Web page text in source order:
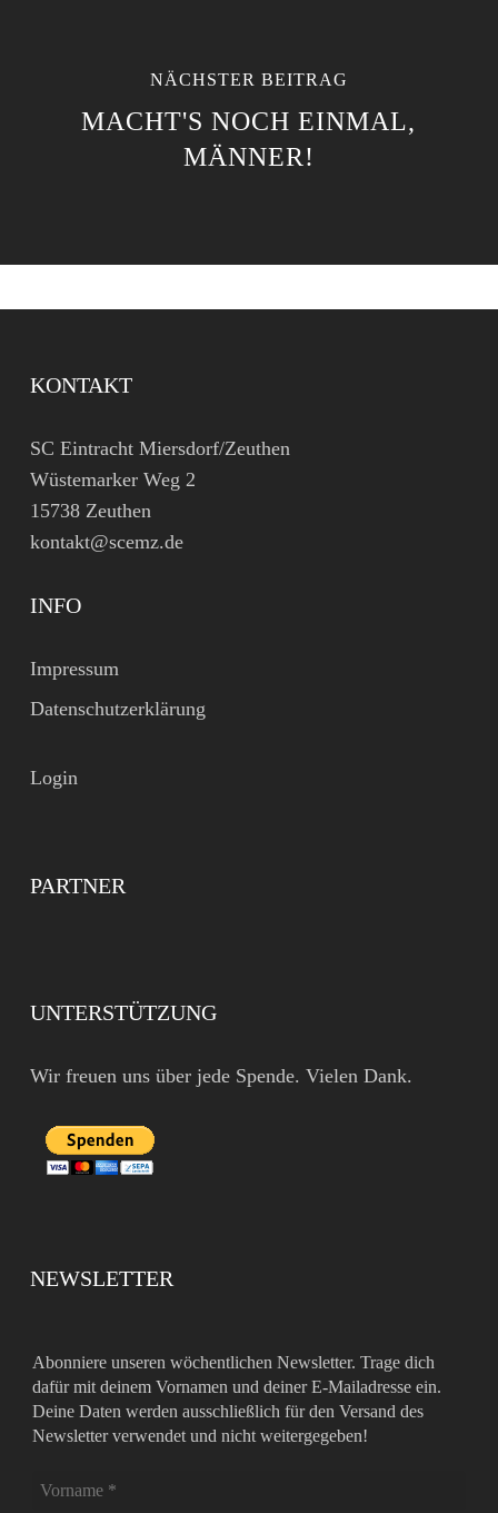
NÄCHSTER BEITRAG
MACHT'S NOCH EINMAL,
MÄNNER!
KONTAKT
SC Eintracht Miersdorf/Zeuthen
Wüstemarker Weg 2
15738 Zeuthen
kontakt@scemz.de
INFO
Impressum
Datenschutzerklärung
Login
PARTNER
UNTERSTÜTZUNG
Wir freuen uns über jede Spende. Vielen Dank.
NEWSLETTER
Abonniere unseren wöchentlichen Newsletter. Trage dich
dafür mit deinem Vornamen und deiner E-Mailadresse ein.
Deine Daten werden ausschließlich für den Versand des
Newsletter verwendet und nicht weitergegeben!